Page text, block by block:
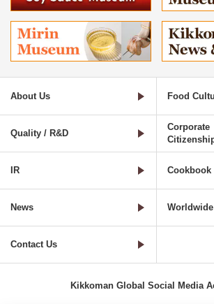
About Us Food
Quality / R&D
Corporate
IR Cookbook
News Worldwide
Contact Us
Kikkoman Global Social Media